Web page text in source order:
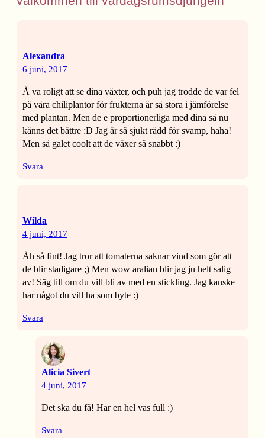
Alexandra
6 juni, 2017
Å va roligt att se dina växter, och puh jag trodde de var fel
på våra chiliplantor för frukterna är så stora i jämförelse
med plantan. Men de e proportionerliga med dina så nu
känns det bättre :D Jag är så sjukt rädd för svamp, haha!
Men så galet coolt att de växer så snabbt :)
Svara
Wilda
4 juni, 2017
Åh så fint! Jag tror att tomaterna saknar vind som gör att
de blir stadigare ;) Men wow aralian blir jag ju helt salig
av! Säg till om du vill bli av med en stickling. Jag kanske
har något du vill ha som byte :)
Svara
Alicia Sivert
4 juni, 2017
Det ska du få! Har en hel vas full :)
Svara